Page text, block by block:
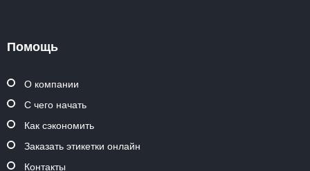
Помощь
О компании
С чего начать
Как сэкономить
Заказать этикетки онлайн
Контакты